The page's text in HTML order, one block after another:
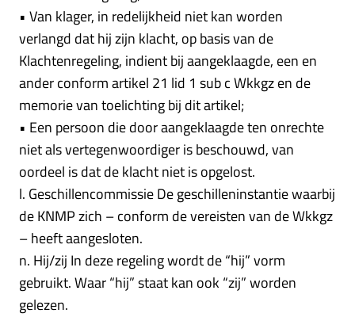
• Van klager, in redelijkheid niet kan worden
verlangd dat hij zijn klacht, op basis van de
Klachtenregeling, indient bij aangeklaagde, een en
ander conform artikel 21 lid 1 sub c Wkkgz en de
memorie van toelichting bij dit artikel;
• Een persoon die door aangeklaagde ten onrechte
niet als vertegenwoordiger is beschouwd, van
oordeel is dat de klacht niet is opgelost.
l. Geschillencommissie De geschilleninstantie waarbij
de KNMP zich – conform de vereisten van de Wkkgz
– heeft aangesloten.
n. Hij/zij In deze regeling wordt de “hij” vorm
gebruikt. Waar “hij” staat kan ook “zij” worden
gelezen.